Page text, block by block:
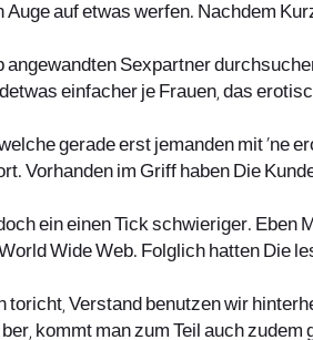
auf etwas werfen. Nachdem
angewandten Sexpartner
einfacher je Frauen, das
gerade erst jemanden mit ‘ne
Vorhanden im Griff haben Die
ein einen Tick schwieriger. Eben
Wide Web. Folglich hatten Die
Verstand benutzen wir
kommt man zum Teil auch zudem